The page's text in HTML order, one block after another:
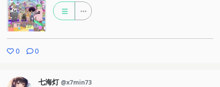
0 0
七海灯 @x7min73